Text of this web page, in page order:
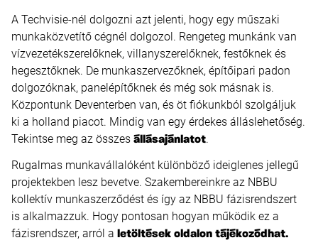
A Techvisie-nél dolgozni azt jelenti, hogy egy műszaki
munkaközvetítő cégnél dolgozol. Rengeteg munkánk van
vízvezetékszerelőknek, villanyszerelőknek, festőknek és
hegesztőknek. De munkaszervezőknek, építőipari padon
dolgozóknak, panelépítőknek és még sok másnak is.
Központunk Deventerben van, és öt fiókunkból szolgáljuk
ki a holland piacot. Mindig van egy érdekes álláslehetőség.
Tekintse meg az összes állásajánlatot.
Rugalmas munkavállalóként különböző ideiglenes jellegű
projektekben lesz bevetve. Szakembereinkre az NBBU
kollektív munkaszerződést és így az NBBU fázisrendszert
is alkalmazzuk. Hogy pontosan hogyan működik ez a
fázisrendszer, arról a letöltések oldalon tájékozódhat.